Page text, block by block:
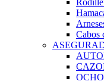
Cabos